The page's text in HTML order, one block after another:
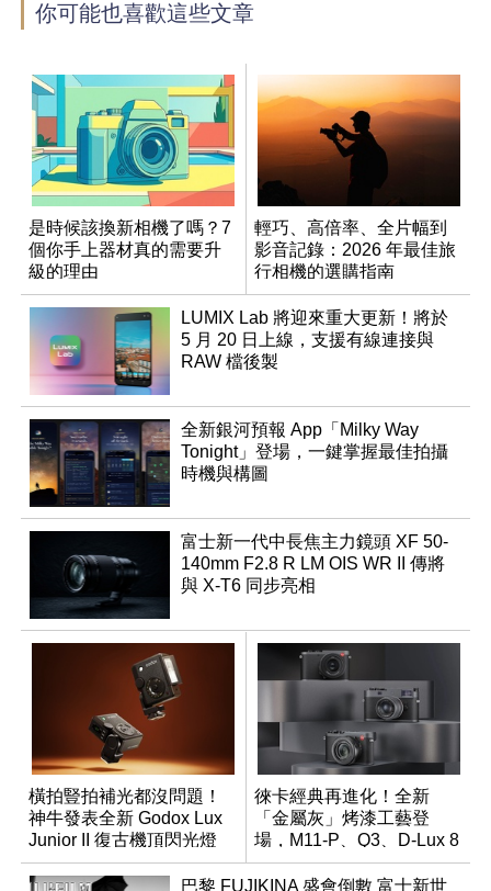
你可能也喜歡這些文章
是時候該換新相機了嗎？7
個你手上器材真的需要升
級的理由
輕巧、高倍率、全片幅到
影音記錄：2026 年最佳旅
行相機的選購指南
LUMIX Lab 將迎來重大更新！將於
5 月 20 日上線，支援有線連接與
RAW 檔後製
全新銀河預報 App「Milky Way
Tonight」登場，一鍵掌握最佳拍攝
時機與構圖
富士新一代中長焦主力鏡頭 XF 50-
140mm F2.8 R LM OIS WR II 傳將
與 X-T6 同步亮相
橫拍豎拍補光都沒問題！
神牛發表全新 Godox Lux
Junior II 復古機頂閃光燈
徠卡經典再進化！全新
「金屬灰」烤漆工藝登
場，M11-P、Q3、D-Lux 8
領銜換裝
巴黎 FUJIKINA 盛會倒數 富士新世